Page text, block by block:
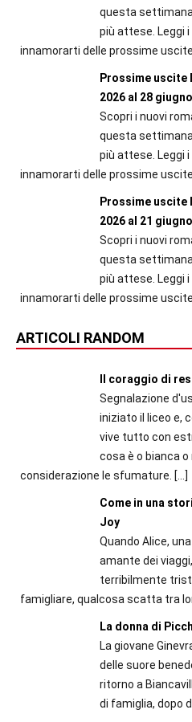
questa
più attese. Leggi
innamorarti delle prossime
Prossime uscite
2026 al 28
Scopri i nuovi
questa
più attese. Leggi
innamorarti delle prossime
Prossime uscite
2026 al 21
Scopri i nuovi
questa
più attese. Leggi
innamorarti delle prossime
ARTICOLI RANDOM
Il coraggio di
Segnalazione
iniziato il liceo e,
vive tutto con
cosa è o bianca
considerazione le sfumature. […]
Come in una
Joy
Quando Alice,
amante dei
terribilmente
famigliare, qualcosa scatta tra
La donna di
La giovane
delle suore
ritorno a
di famiglia, dopo